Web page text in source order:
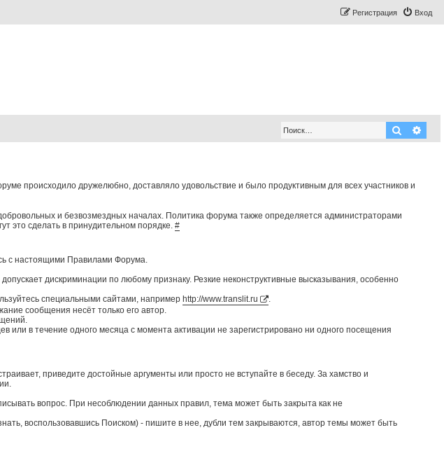
Вход
Регистрация
Поиск
происходило дружелюбно, доставляло удовольствие и было продуктивным для всех участников и
и безвозмездных началах. Политика форума также определяется администраторами
это сделать в принудительном порядке. #
с настоящими Правилами Форума.
дискриминации по любому признаку. Резкие неконструктивные высказывания, особенно
специальными сайтами, например http://www.translit.ru
.
сообщения несёт только его автор.
или в течение одного месяца с момента активации не зарегистрировано ни одного посещения
приведите достойные аргументы или просто не вступайте в беседу. За хамство и
вопрос. При несоблюдении данных правил, тема может быть закрыта как не
воспользовавшись Поиском) - пишите в нее, дубли тем закрываются, автор темы может быть